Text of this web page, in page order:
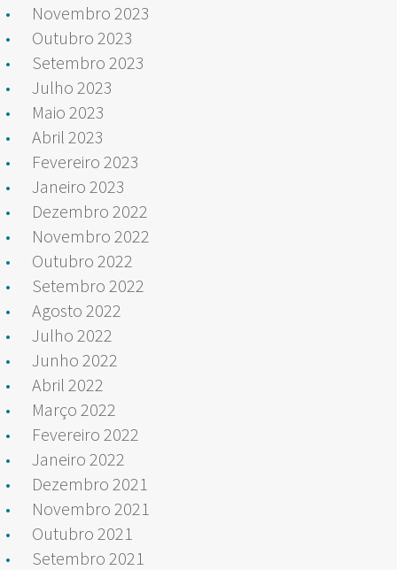
Novembro 2023
Outubro 2023
Setembro 2023
Julho 2023
Maio 2023
Abril 2023
Fevereiro 2023
Janeiro 2023
Dezembro 2022
Novembro 2022
Outubro 2022
Setembro 2022
Agosto 2022
Julho 2022
Junho 2022
Abril 2022
Março 2022
Fevereiro 2022
Janeiro 2022
Dezembro 2021
Novembro 2021
Outubro 2021
Setembro 2021